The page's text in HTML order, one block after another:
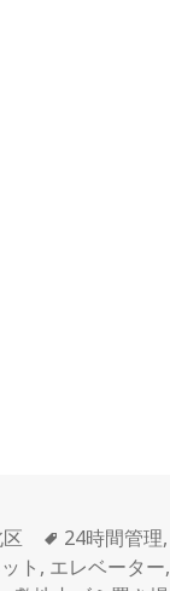
タ
グ
24時間管理,
ト , エレベーター,